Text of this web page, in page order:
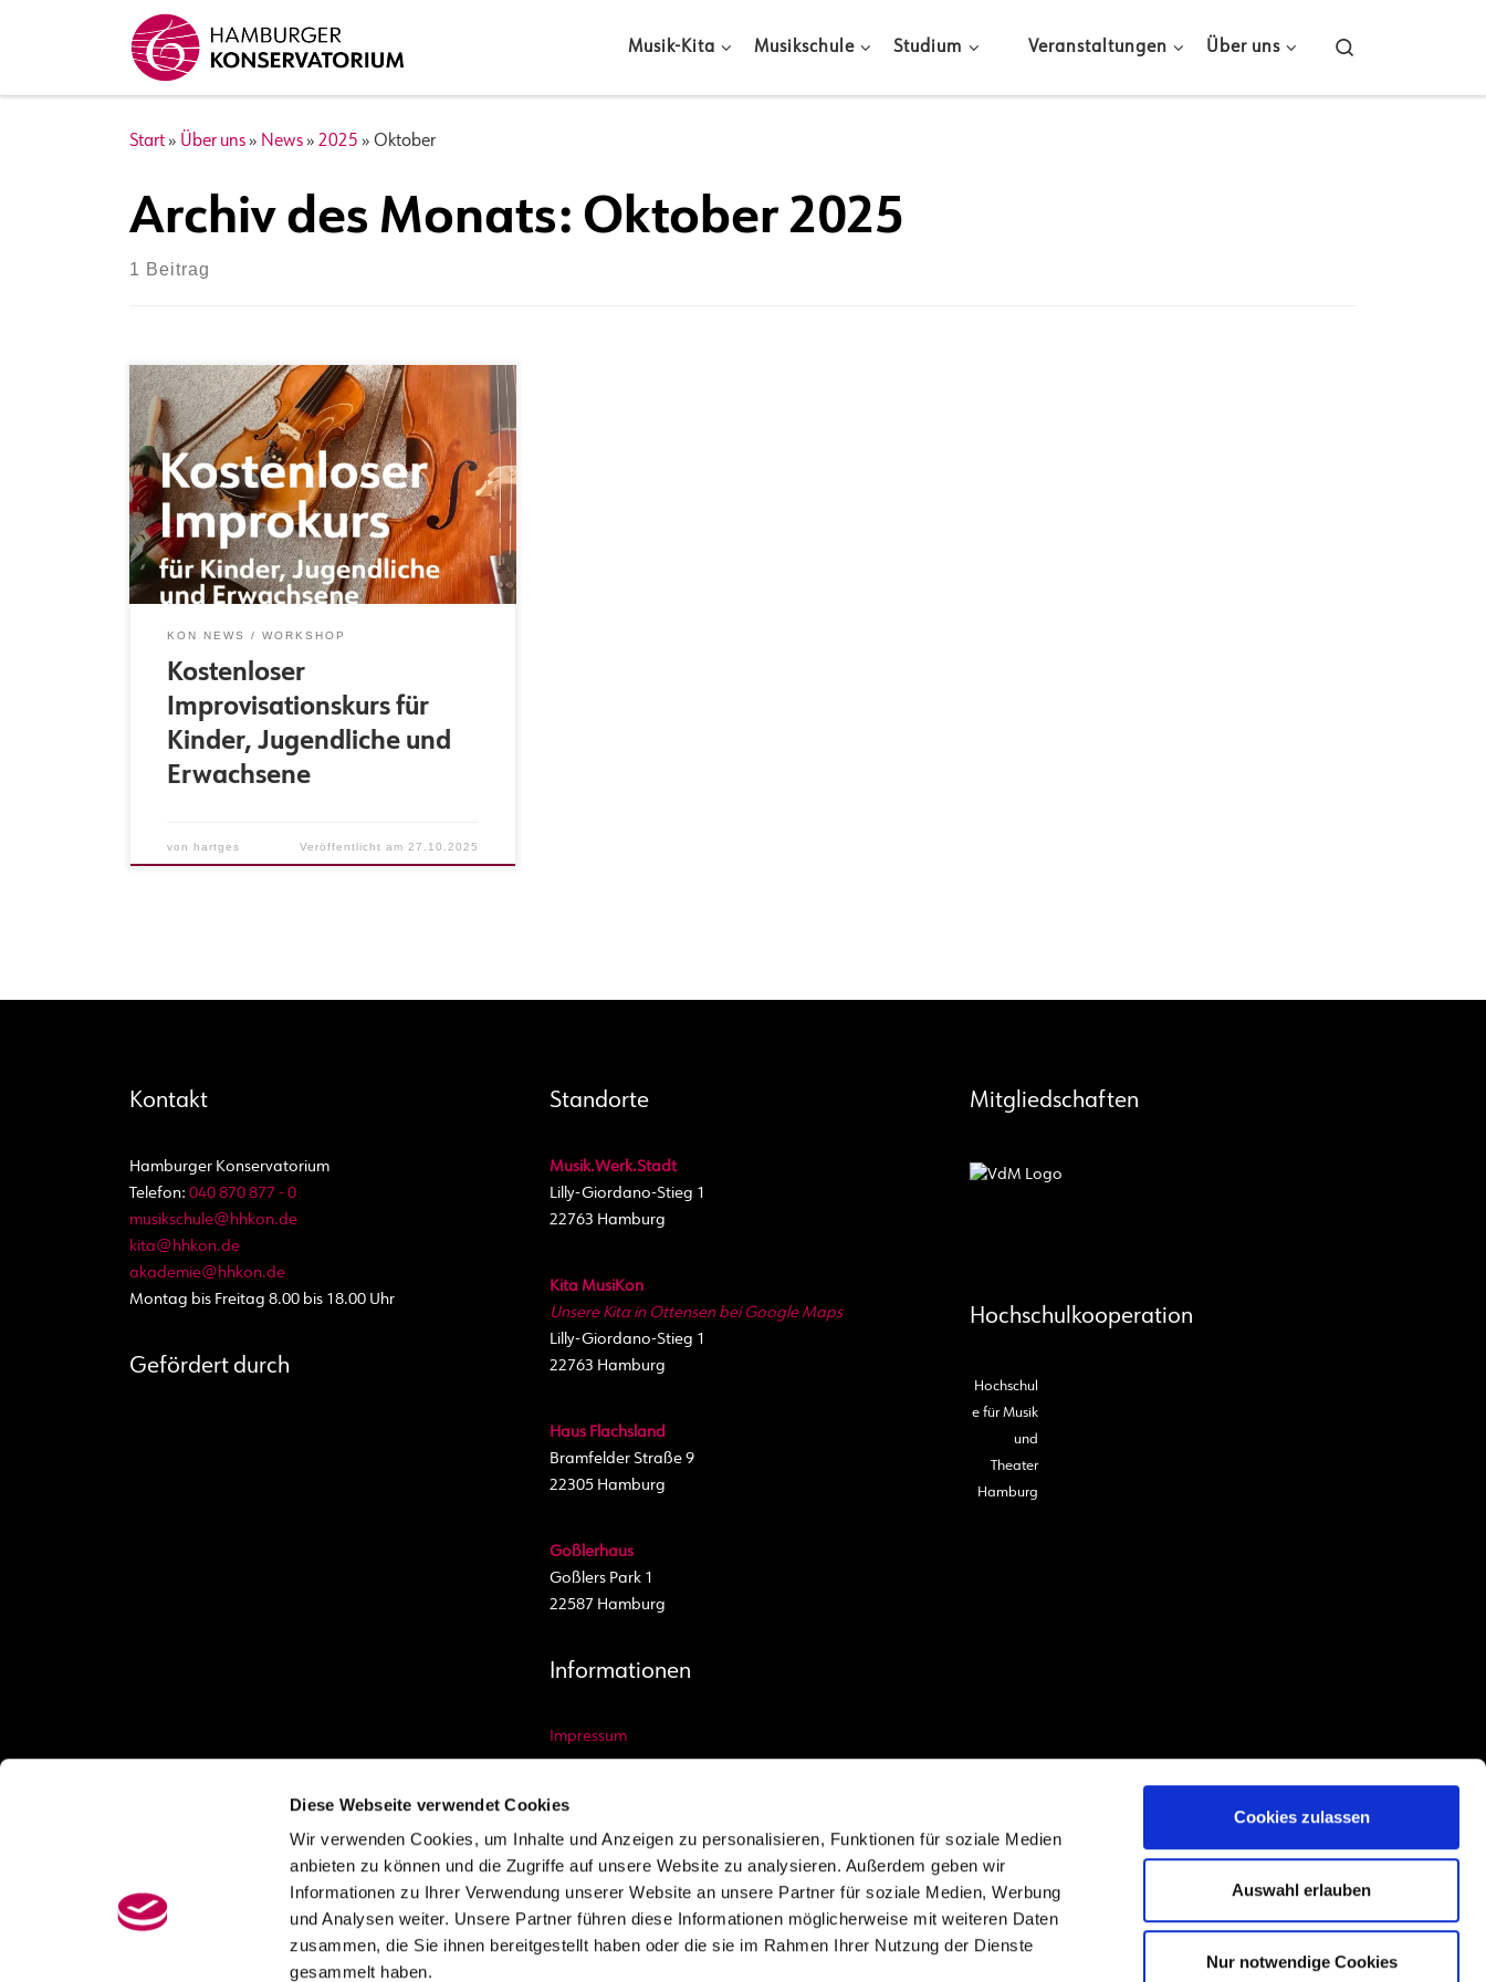
Diese Webseite verwendet Cookies
Wir verwenden Cookies, um Inhalte und Anzeigen zu personalisieren, Funktionen für soziale Medien
anbieten zu können und die Zugriffe auf unsere Website zu analysieren. Außerdem geben wir
Informationen zu Ihrer Verwendung unserer Website an unsere Partner für soziale Medien, Werbung
und Analysen weiter. Unsere Partner führen diese Informationen möglicherweise mit weiteren Daten
zusammen, die Sie ihnen bereitgestellt haben oder die sie im Rahmen Ihrer Nutzung der Dienste
gesammelt haben.
Cookies zulassen
Auswahl erlauben
Nur notwendige Cookies
Zum Inhalt springen
Musik-Kita Musikschule Studium Veranstaltungen Über uns
Start » Über uns » News » 2025 » Oktober
Archiv des Monats: Oktober 2025
1 Beitrag
Du hast Lust ohne Noten mit anderen zu
musizieren? Du möchtest einen neuen kreativen
Zugang zur Musik finden? Dann bist Du bei uns
genau richtig. Wir treffen uns ab dem
1.12.2025 immer montags 17:00-18:00 in Raum
101 im Hamburger Konservatorium. Kinder ab 9
Jahren, Jugendliche und Erwachsene sind bei
uns willkommen, gerne auch Anfänger*innen.
KON NEWS WORKSHOP
Kostenloser
Improvisationskurs für
Kinder, Jugendliche und
Erwachsene
vonhartges Veröffentlicht am 27.10.2025
Kontakt
Hamburger Konservatorium
Telefon: 040 870 877 - 0
musikschule@hhkon.de
kita@hhkon.de
akademie@hhkon.de
Montag bis Freitag 8.00 bis 18.00 Uhr
Gefördert durch
Standorte
Musik.Werk.Stadt
Lilly-Giordano-Stieg 1
22763 Hamburg
Kita MusiKon
Unsere Kita in Ottensen bei Google Maps
Lilly-Giordano-Stieg 1
22763 Hamburg
Haus Flachsland
Bramfelder Straße 9
22305 Hamburg
Goßlerhaus
Goßlers Park 1
22587 Hamburg
Informationen
Impressum
Datenschutz Video und Foto
AGB
Kontakt
Newsletter
Youtube
Mitgliedschaften
Hochschulkooperation
Hochschul
e für Musik
und
Theater
Hamburg